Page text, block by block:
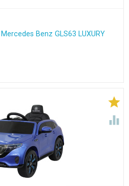
Benz GLS63 LUXURY

